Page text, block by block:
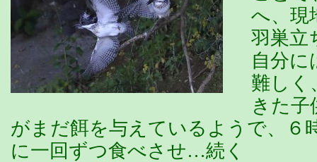
へ、
羽巣立
自分に
難しく
きた
がまだ餌を与えているようで、６
に一回ずつ食べさせ…続く